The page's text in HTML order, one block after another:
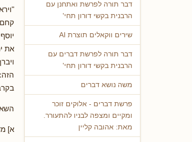
דבר תורה לפרשת ואתחנן עם
הרבנית בקשי דורון תחי'
שירים ווקאלים תוצרת AI
דבר תורה לפרשת דברים עם
הרבנית בקשי דורון תחי'
משה נושא דברים
פרשת דברים - אלוקים זוכר
ומקיים ומצפה לבניו להתעורר.
מאת: אהובה קליין
את
הזה:
א]